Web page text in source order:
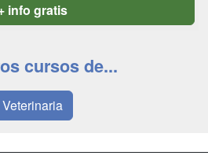
info gratis
cursos de...
Veterinaria